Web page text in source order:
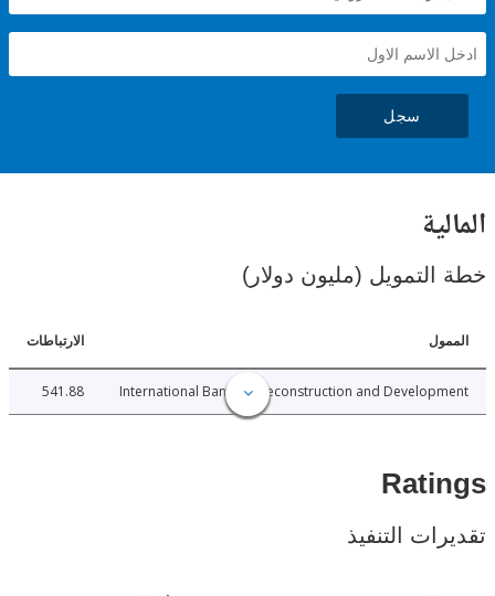
(مليون دولار)
الارتباطات
International Bank for Reconstruction and
541.88
التنفيذ